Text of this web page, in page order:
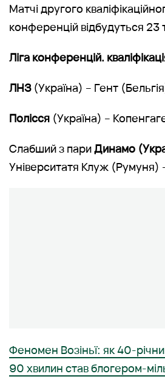
Матчі другого
конференцій відбудуться 23
Ліга конференцій.
ЛНЗ(Україна) – Гент
Полісся (Україна) –
Слабший з париДинамо
Університатя Клуж (Румуня)
Феномен Возіньї: як 40-
90 хвилин став блогером-